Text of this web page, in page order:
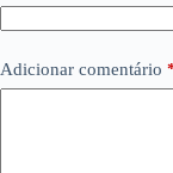
Adicionar comentário